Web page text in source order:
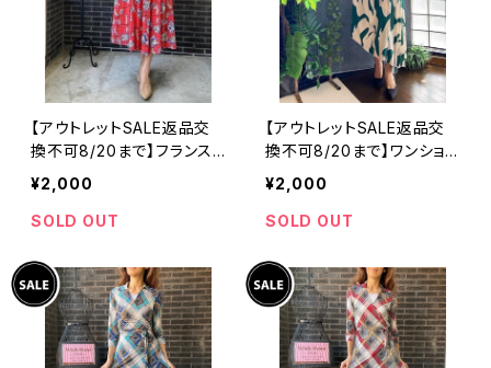
【アウトレットSALE返品交
換不可8/20まで】フランス
製インポート・ロング丈マキ
シワンピース｜フレアAライ
ン・ストレッチ製ジャージ/レ
¥2,000
SOLD OUT
【アウトレットSALE返品交
換不可8/20まで】ワンショル
ダー＆アシンメトリー プリー
ツロングワンピース ロング
丈マキシドレス /ホワイト＆
¥2,000
SOLD OUT